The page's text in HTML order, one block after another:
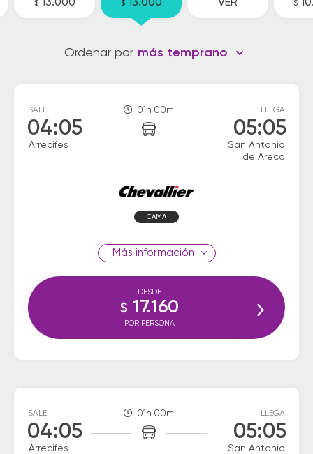
$ 13.000 $ 13.000 VER $
Ordenar por más temprano
SALE
04:05
Arrecifes
01h 00m LLEGA
05:05
San Antonio
de Areco
CAMA
información
DESDE
$ 17.160
POR PERSONA
SALE
04:05
Arrecifes
01h 00m LLEGA
05:05
San Antonio